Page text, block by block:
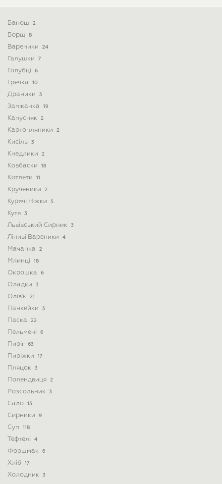
Банош 2
Борщ 8
Вареники 24
Галушки 7
Голубці 6
Гречка 10
Драники 3
Запіканка 19
Капусняк 2
Картопляники 2
Кисіль 3
Кнедлики 2
Ковбаски 18
Котлети 11
Крученики 2
Курячі Ніжки 5
Кутя 3
Львівський Сирник 3
Ліниві Вареники 4
Мачанка 2
Млинці 18
Окрошка 6
Оладки 3
Олів'є 21
Панкейки 3
Паска 22
Пельмені 6
Пиріг 63
Пиріжки 17
Пляцок 3
Полендвиця 2
Розсольник 3
Сало 13
Сирники 9
Суп 118
Тефтелі 4
Форшмак 6
Хліб 17
Холодник 3